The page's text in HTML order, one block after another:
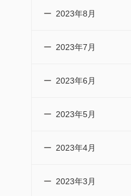
2023年8月
2023年7月
2023年6月
2023年5月
2023年4月
2023年3月